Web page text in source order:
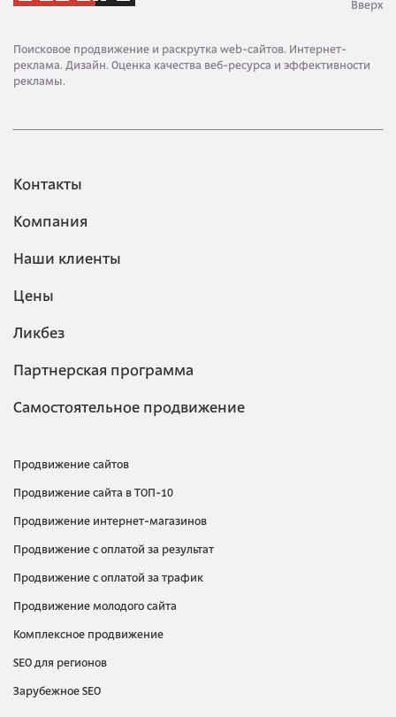
Поисковое продвижение и раскрутка web-сайтов. Интернет-
реклама. Дизайн. Оценка качества веб-ресурса и эффективности
рекламы.
Вверх
Контакты
Компания
Наши клиенты
Цены
Ликбез
Партнерская программа
Самостоятельное продвижение
Продвижение сайтов
Продвижение сайта в ТОП-10
Продвижение интернет-магазинов
Продвижение с оплатой за результат
Продвижение с оплатой за трафик
Продвижение молодого сайта
Комплексное продвижение
SEO для регионов
Зарубежное SEO